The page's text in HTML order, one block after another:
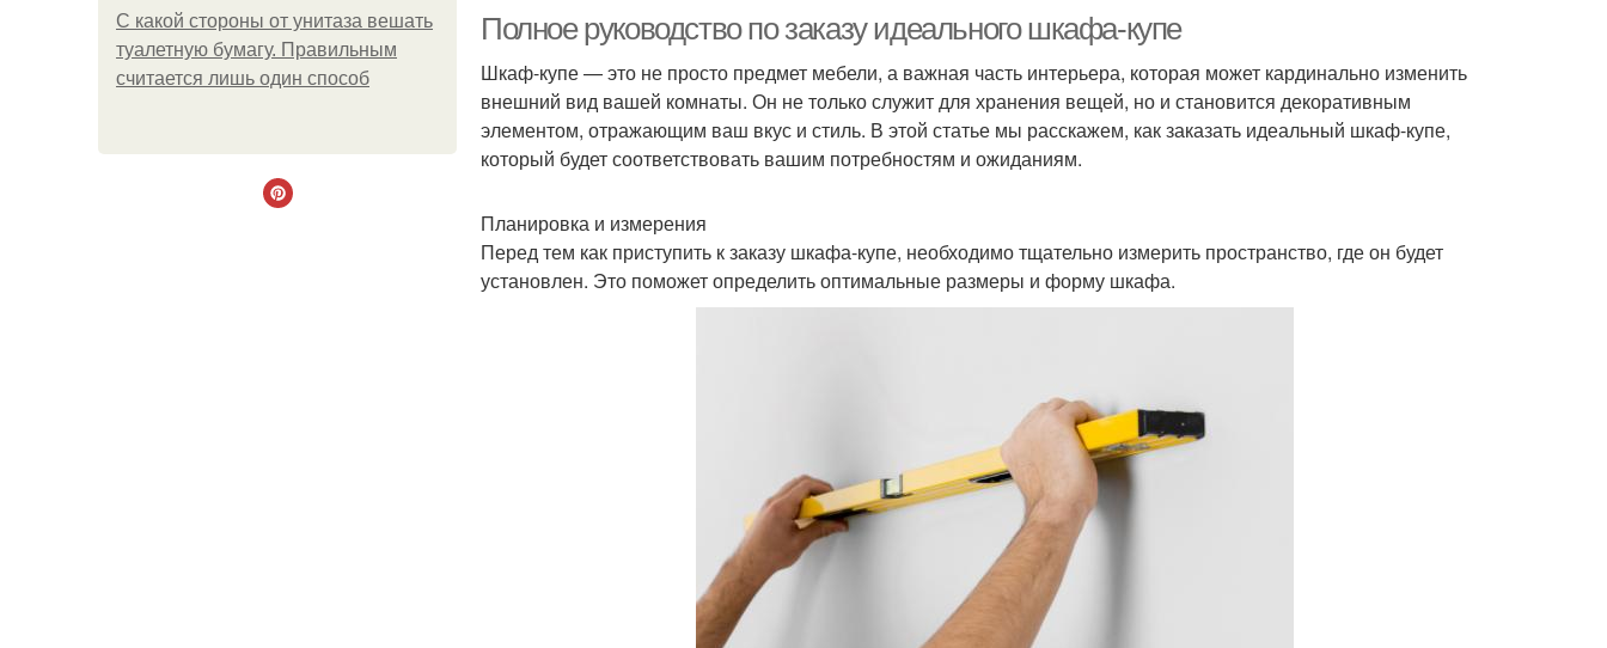
С какой стороны от унитаза вешать
туалетную бумагу. Правильным
считается лишь один способ
Полное руководство по заказу идеального шкафа-купе
Шкаф-купе — это не просто предмет мебели, а важная часть интерьера, которая может кардинально изменить
внешний вид вашей комнаты. Он не только служит для хранения вещей, но и становится декоративным
элементом, отражающим ваш вкус и стиль. В этой статье мы расскажем, как заказать идеальный шкаф-купе,
который будет соответствовать вашим потребностям и ожиданиям.
Планировка и измерения
Перед тем как приступить к заказу шкафа-купе, необходимо тщательно измерить пространство, где он будет
установлен. Это поможет определить оптимальные размеры и форму шкафа.